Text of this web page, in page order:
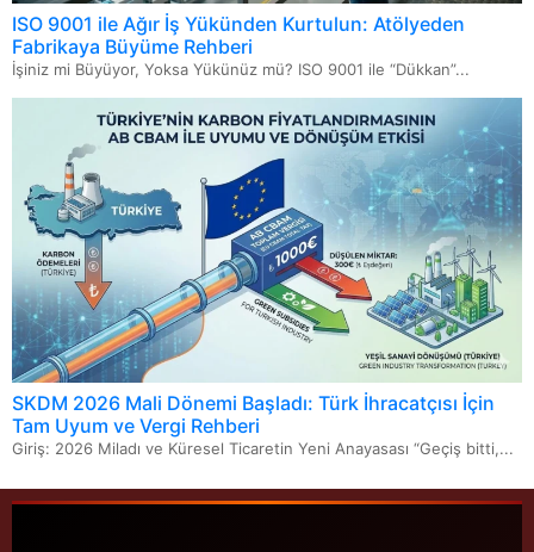
ISO 9001 ile Ağır İş Yükünden Kurtulun: Atölyeden
Fabrikaya Büyüme Rehberi
İşiniz mi Büyüyor, Yoksa Yükünüz mü? ISO 9001 ile “Dükkan”...
SKDM 2026 Mali Dönemi Başladı: Türk İhracatçısı İçin
Tam Uyum ve Vergi Rehberi
Giriş: 2026 Miladı ve Küresel Ticaretin Yeni Anayasası “Geçiş bitti,...